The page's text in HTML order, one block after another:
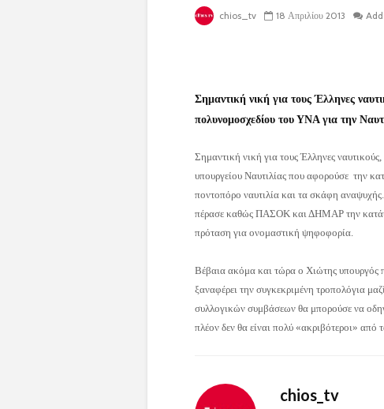
chios_tv 18 Απριλίου 2013
Σημαντική νική για τους Έλληνες
πολυνομοσχεδίου του ΥΝΑ για την
Σημαντική νική για τους Έλληνες
υπουργείου Ναυτιλίας που αφορούσε την
ποντοπόρο ναυτιλία και τα σκάφη
πέρασε καθώς ΠΑΣΟΚ και ΔΗΜΑΡ την
πρόταση για ονομαστική ψηφοφορία.
Βέβαια ακόμα και τώρα ο Χιώτης υπουργός
ξαναφέρει την συγκεκριμένη τροπολόγια
συλλογικών συμβάσεων θα μπορούσε να
πλέον δεν θα είναι πολύ «ακριβότεροι» από
chios_tv